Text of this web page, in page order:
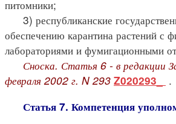
питомники;
3) республиканские
обеспечению карантина растений с
лабораториями и фумигационными
Сноска. Статья 6 - в редакции
февраля 2002 г. N 293 Z020293_ .
Статья 7. Компетенция